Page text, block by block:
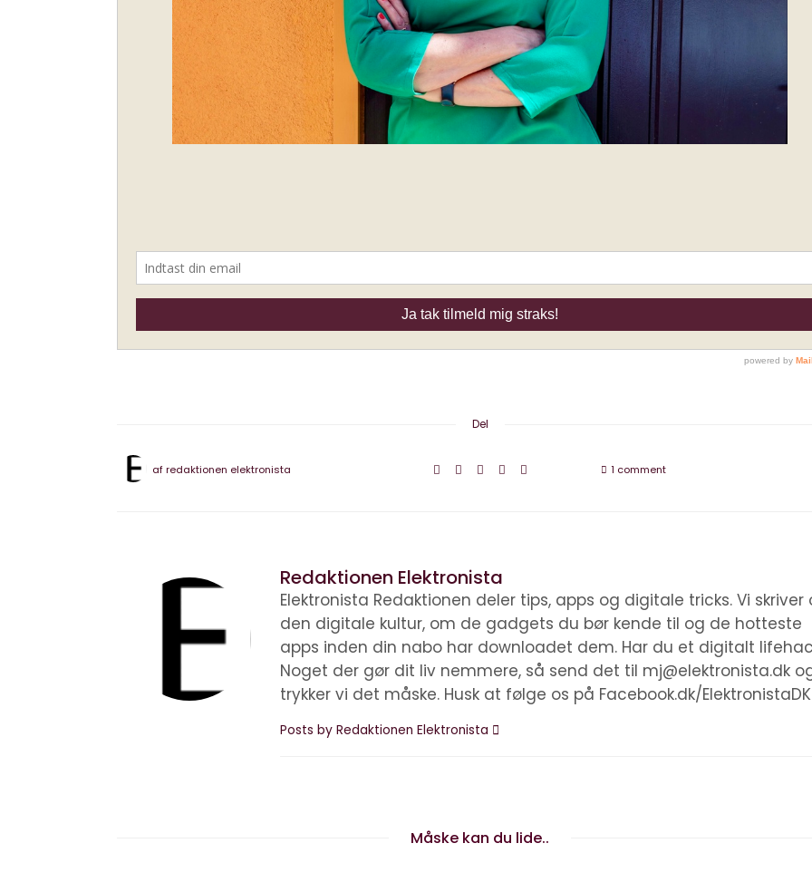
Del
afredaktionen elektronista 1 comment
Redaktionen Elektronista
Elektronista Redaktionen deler tips, apps og digitale tricks. Vi skriver
den digitale kultur, om de gadgets du bør kende til og de hotteste
apps inden din nabo har downloadet dem. Har du et digitalt
Noget der gør dit liv nemmere, så send det til mj@elektronista.dk
trykker vi det måske. Husk at følge os på Facebook.dk/ElektronistaDK
Posts by Redaktionen Elektronista
Måske kan du lide..